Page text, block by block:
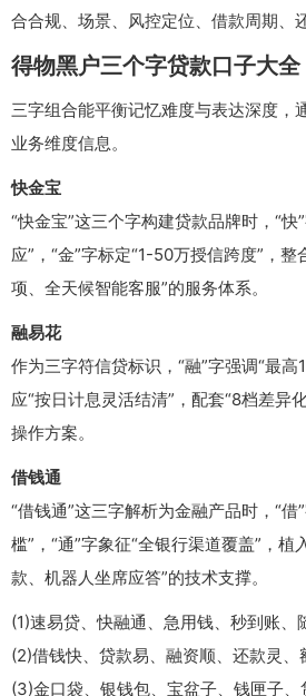
合合规、场景、风控定位、借款周期、
得物黑户三个字贷款口子大全
三字组合能平衡记忆难度与表达深度，
业务维度信息。
快金宝
“快金宝”这三个字构建贷款品牌时，“快
应”，“金”字标定“1-50万授信跨度”，
项、全天候智能客服”的服务体系。
融易花
作为三字符信贷标识，“融”字强调“最高
应“按日计息灵活结清”，配套“8档差异
操作方案。
借钱通
“借钱通”这三字解析为金融产品时，“
槛”，“通”字象征“全银行渠道覆盖”，
款、机器人坐席应答”的技术支撑。
(1)速易贷、快融通、急用钱、秒到账、
(2)借钱快、贷款易、融资顺、还款灵、
(3)金口袋、银钱包、宝盆子、钱匣子、